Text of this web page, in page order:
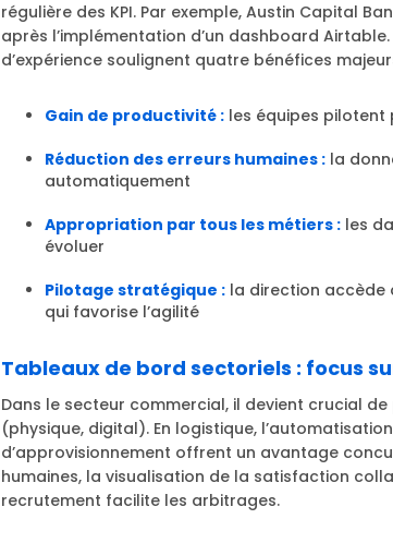
régulière des KPI. Par exemple, Austin Capital
après l’implémentation d’un dashboard
d’expérience soulignent quatre bénéfices
Gain de productivité : les équipes pilotent
Réduction des erreurs humaines : la
automatiquement
Appropriation par tous les métiers : les
évoluer
Pilotage stratégique : la direction accède
qui favorise l’agilité
Tableaux de bord sectoriels : focus
Dans le secteur commercial, il devient crucial
(physique, digital). En logistique,
d’approvisionnement offrent un avantage
humaines, la visualisation de la satisfaction
recrutement facilite les arbitrages.